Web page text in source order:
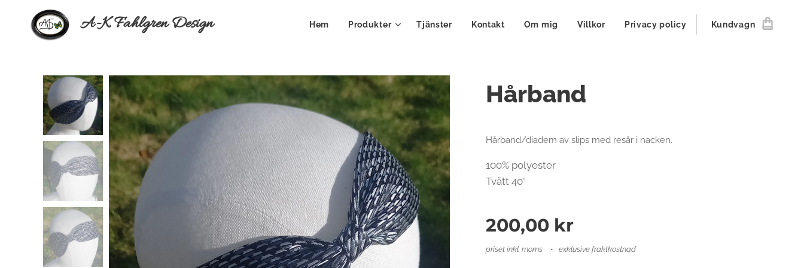
A-K Fahlgren Design Hem Produkter Tjänster Kontakt Om mig Villkor Privacy policy Kundvagn
Hårband
Hårband/diadem av slips med resår i nacken.
100% polyester
Tvätt 40°
200,00 kr
priset inkl. moms exklusive fraktkostnad